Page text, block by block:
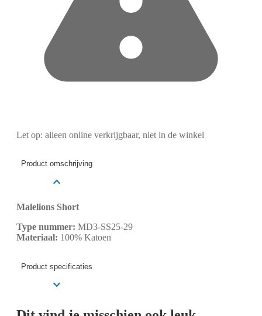
Let op: alleen online verkrijgbaar, niet in de winkel
Product omschrijving
Malelions Short
Type nummer: MD3-SS25-29
Materiaal: 100% Katoen
Product specificaties